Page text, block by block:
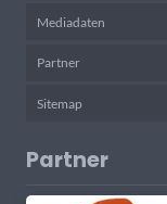
Mediadaten
Partner
Sitemap
Partner